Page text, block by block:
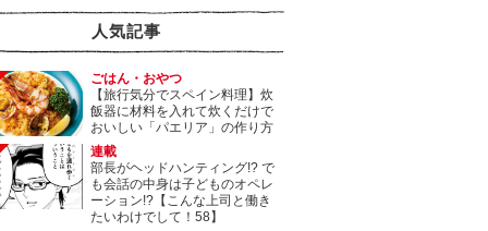
人気記事
ごはん・おやつ
【旅行気分でスペイン料理】炊
飯器に材料を入れて炊くだけで
おいしい「パエリア」の作り方
連載
部長がヘッドハンティング!? で
も会話の中身は子どものオペレ
ーション!?【こんな上司と働き
たいわけでして！58】